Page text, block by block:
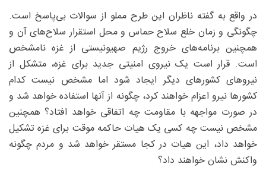
در واقع به گفته ناظران این طرح مملو از سوالات بی‌پاسخ است.
چگونگی و زمان خلع سلاح حماس و محل استقرار سلاح‌های آن و
همچنین برنامه‌های خروج رژیم صهیونیستی از غزه نامشخص
است. قرار است یک نیروی امنیتی جدید برای غزه، متشکل از
نیروهای کشورهای دیگر ایجاد شود اما مشخص نیست کدام
کشورها نیرو اعزام خواهند کرد، چگونه از آنها استفاده خواهد شد و
در صورت مواجهه با مقاومت چه اتفاقی خواهد افتاد؟ همچنین
مشخص نیست چه کسی یک هیات حاکمه موقت برای غزه تشکیل
خواهد داد، این هیات در کجا مستقر خواهد شد و مردم چگونه
واکنش نشان خواهند داد؟